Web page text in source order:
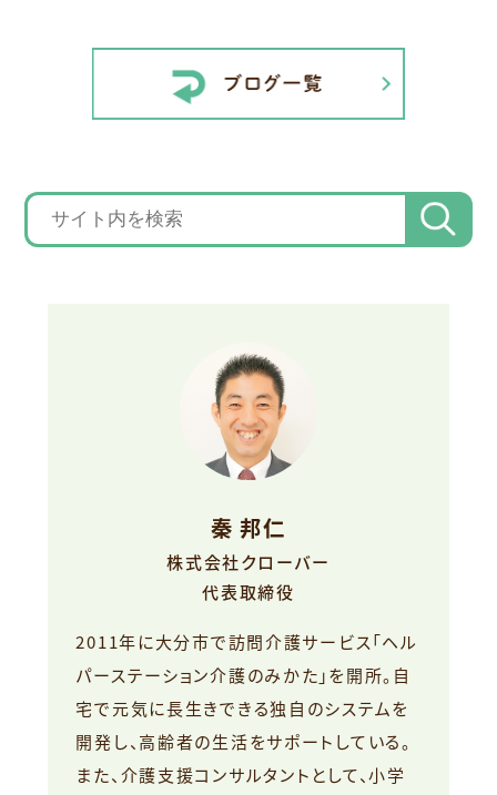
秦 邦仁
株式会社クローバー
代表取締役
2011年に大分市で訪問介護サービス「ヘル
パーステーション介護のみかた」を開所。自
宅で元気に長生きできる独自のシステムを
開発し、高齢者の生活をサポートしている。
また、介護支援コンサルタントとして、小学